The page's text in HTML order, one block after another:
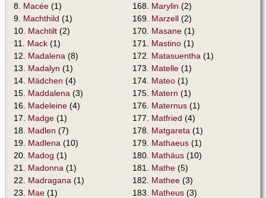
8. Macée (1)
9. Machthild (1)
10. Machtilt (2)
11. Mack (1)
12. Madalena (8)
13. Madalyn (1)
14. Mädchen (4)
15. Maddalena (3)
16. Madeleine (4)
17. Madge (1)
18. Madlen (7)
19. Madlena (10)
20. Madog (1)
21. Madonna (1)
22. Madragana (1)
23. Mae (1)
168. Marylin (2)
169. Marzell (2)
170. Masane (1)
171. Mastino (1)
172. Matasuentha (1)
173. Matelle (1)
174. Mateo (1)
175. Matern (1)
176. Maternus (1)
177. Matfried (4)
178. Matgareta (1)
179. Mathaeus (1)
180. Mathäus (10)
181. Mathe (5)
182. Mathee (3)
183. Matheus (3)